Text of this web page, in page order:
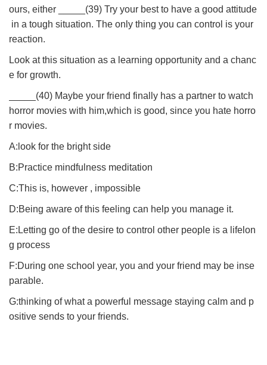
ours, either _____(39) Try your best to have a good attitude
in a tough situation. The only thing you can control is your
reaction.
Look at this situation as a learning opportunity and a chanc
e for growth.
_____(40) Maybe your friend finally has a partner to watch
horror movies with him,which is good, since you hate horro
r movies.
A:look for the bright side
B:Practice mindfulness meditation
C:This is, however , impossible
D:Being aware of this feeling can help you manage it.
E:Letting go of the desire to control other people is a lifelon
g process
F:During one school year, you and your friend may be inse
parable.
G:thinking of what a powerful message staying calm and p
ositive sends to your friends.